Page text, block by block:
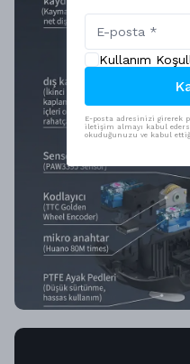
Kullanım
E-posta adresinizi girerek
iletişim almayı kabul
okuduğunuzu ve kabul